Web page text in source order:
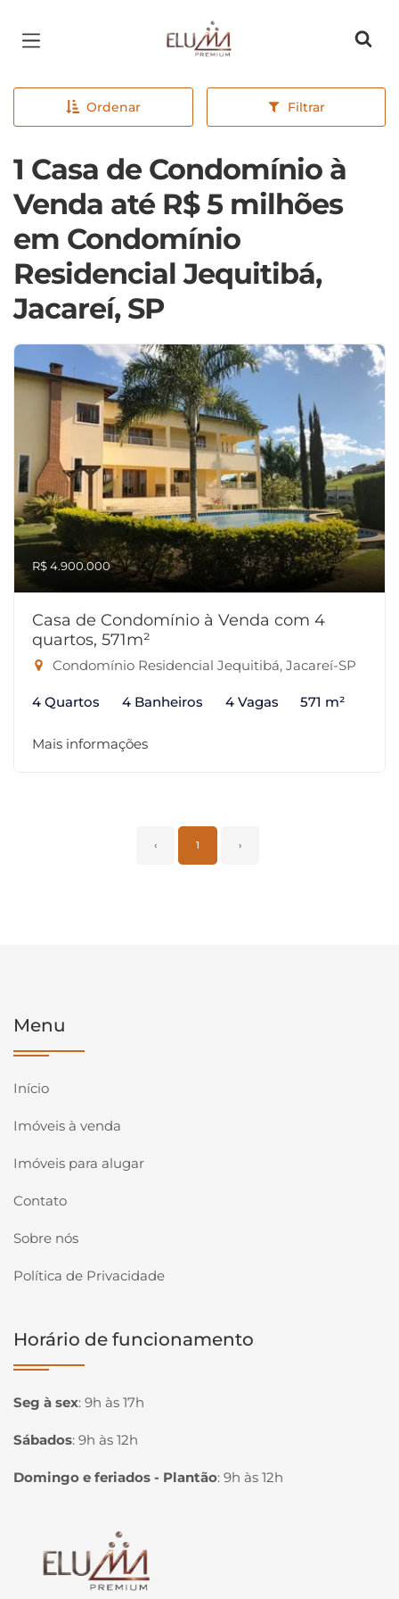
Página inicial
Ordenar Filtrar
1 Casa de Condomínio à
Venda até R$ 5 milhões
em Condomínio
Residencial Jequitibá,
Jacareí, SP
R$ 4.900.000
Casa de Condomínio à Venda com 4
quartos, 571m²
Condomínio Residencial Jequitibá, Jacareí-SP
4 Quartos 4 Banheiros 4 Vagas 571 m²
Mais informações
‹ 1 ›
Menu
Início
Imóveis à venda
Imóveis para alugar
Contato
Sobre nós
Política de Privacidade
Horário de funcionamento
Seg à sex: 9h às 17h
Sábados: 9h às 12h
Domingo e feriados - Plantão: 9h às 12h
Página inicial